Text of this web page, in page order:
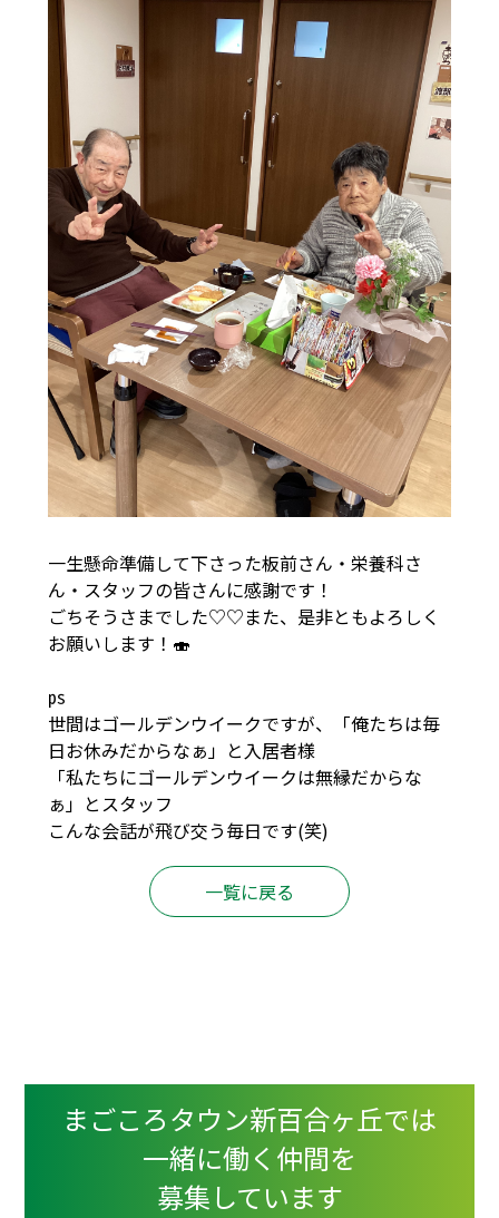
一生懸命準備して下さった板前さん・栄養科さ
ん・スタッフの皆さんに感謝です！
ごちそうさまでした♡♡また、是非ともよろしく
お願いします！🍣
㎰
世間はゴールデンウイークですが、「俺たちは毎
日お休みだからなぁ」と入居者様
「私たちにゴールデンウイークは無縁だからな
ぁ」とスタッフ
こんな会話が飛び交う毎日です(笑)
一覧に戻る
まごころタウン新百合ヶ丘では
一緒に働く仲間を
募集しています